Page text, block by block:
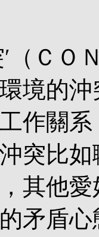
ＣＯ
境的沖
作關
突比如
其他
矛盾心